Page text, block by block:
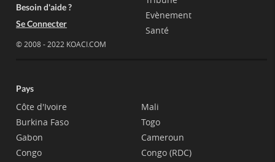
Besoin d'aide ?
Se Connecter
© 2008 - 2022 KOACI.COM
Evènement
Santé
Pays
Côte d'Ivoire
Burkina Faso
Gabon
Congo
Mali
Togo
Cameroun
Congo (RDC)